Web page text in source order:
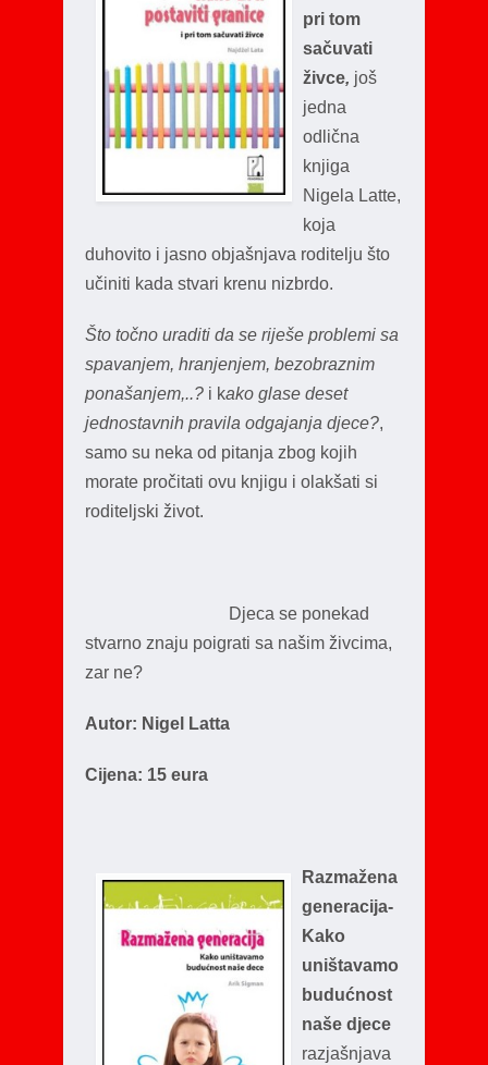
pri tom
sačuvati
živce, još
jedna
odlična
knjiga
Nigela Latte,
koja
duhovito i jasno objašnjava roditelju što
učiniti kada stvari krenu nizbrdo.
Što točno uraditi da se riješe problemi sa
spavanjem, hranjenjem, bezobraznim
ponašanjem,..? i kako glase deset
jednostavnih pravila odgajanja djece?,
samo su neka od pitanja zbog kojih
morate pročitati ovu knjigu i olakšati si
roditeljski život.
Djeca se ponekad
stvarno znaju poigrati sa našim živcima,
zar ne?
Autor: Nigel Latta
Cijena: 15 eura
Razmažena
generacija-
Kako
uništavamo
budućnost
naše djece
razjašnjava